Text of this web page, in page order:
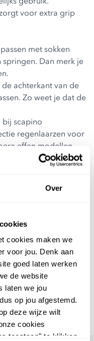
Over
cookies maken we
voor jou. Denk aan
goed laten werken
de website
laten we jou
op jou afgestemd.
deze wijze wilt
cookies
toestaan" te klikken.
voor extra grip
met sokken
springen. Dan merk je
achterkant van de
Zo weet je dat de
bij scapino
regenlaarzen voor
effen modellen.
of een boswandeling
je kind; er is altijd wel
hoeft niet lastig te
op, houd wat
en draagcomfort. Zo
voeten droog, wat